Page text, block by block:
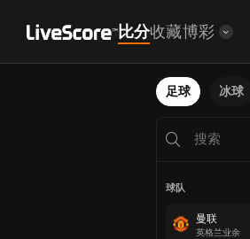
比分收藏博彩
足球 冰球
球队
曼联
英格兰业余